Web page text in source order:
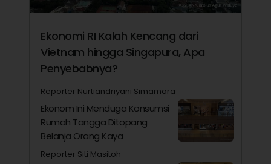
Ekonomi RI Kalah Kencang dari
Vietnam hingga Singapura, Apa
Penyebabnya?
Reporter Nurtiandriyani Simamora
Ekonom Ini Menduga Konsumsi
Rumah Tangga Ditopang
Belanja Orang Kaya
Reporter Siti Masitoh